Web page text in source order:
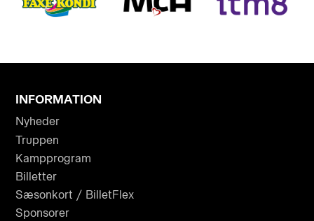
INFORMATION
Nyheder
Truppen
Kampprogram
Billetter
Sæsonkort / BilletFlex
Sponsorer